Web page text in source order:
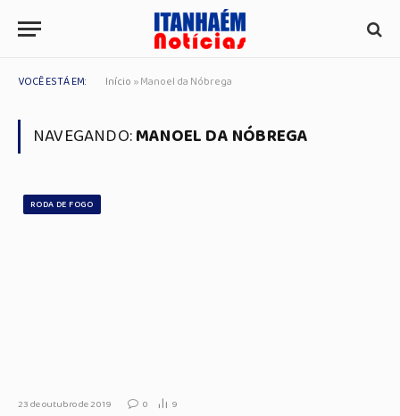
VOCÊ ESTÁ EM: Início »Manoel da Nóbrega
NAVEGANDO:MANOEL DA NÓBREGA
RODA DE FOGO
23 de outubro de 2019 0 9